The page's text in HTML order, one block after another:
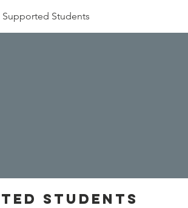
Supported Students
Students